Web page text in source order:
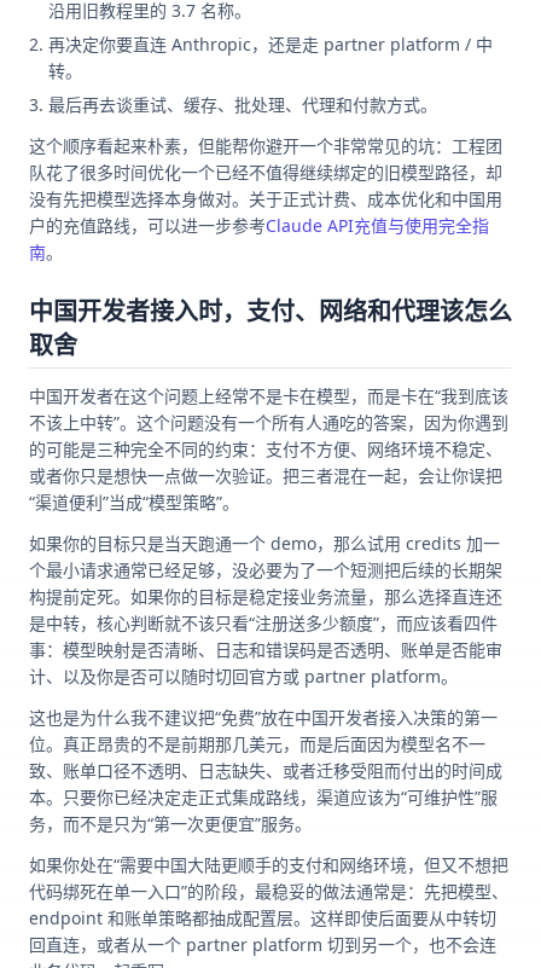
沿用旧教程里的 3.7 名称。
再决定你要直连 Anthropic，还是走 partner platform / 中
转。
最后再去谈重试、缓存、批处理、代理和付款方式。
这个顺序看起来朴素，但能帮你避开一个非常常见的坑：工程团
队花了很多时间优化一个已经不值得继续绑定的旧模型路径，却
没有先把模型选择本身做对。关于正式计费、成本优化和中国用
户的充值路线，可以进一步参考Claude API充值与使用完全指
南。
中国开发者接入时，支付、网络和代理该怎么
取舍
中国开发者在这个问题上经常不是卡在模型，而是卡在“我到底该
不该上中转”。这个问题没有一个所有人通吃的答案，因为你遇到
的可能是三种完全不同的约束：支付不方便、网络环境不稳定、
或者你只是想快一点做一次验证。把三者混在一起，会让你误把
“渠道便利”当成“模型策略”。
如果你的目标只是当天跑通一个 demo，那么试用 credits 加一
个最小请求通常已经足够，没必要为了一个短测把后续的长期架
构提前定死。如果你的目标是稳定接业务流量，那么选择直连还
是中转，核心判断就不该只看“注册送多少额度”，而应该看四件
事：模型映射是否清晰、日志和错误码是否透明、账单是否能审
计、以及你是否可以随时切回官方或 partner platform。
这也是为什么我不建议把“免费”放在中国开发者接入决策的第一
位。真正昂贵的不是前期那几美元，而是后面因为模型名不一
致、账单口径不透明、日志缺失、或者迁移受阻而付出的时间成
本。只要你已经决定走正式集成路线，渠道应该为“可维护性”服
务，而不是只为“第一次更便宜”服务。
如果你处在“需要中国大陆更顺手的支付和网络环境，但又不想把
代码绑死在单一入口”的阶段，最稳妥的做法通常是：先把模型、
endpoint 和账单策略都抽成配置层。这样即使后面要从中转切
回直连，或者从一个 partner platform 切到另一个，也不会连